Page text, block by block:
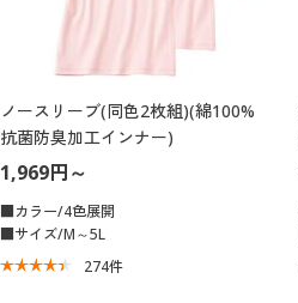
ノースリーブ(同色2枚組)(綿100%
抗菌防臭加工インナー)
1,969円～
■カラー/4色展開
■サイズ/M～5L
274件